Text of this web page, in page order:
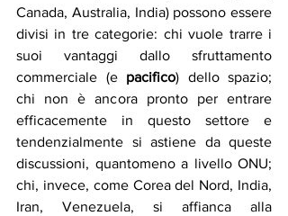
Canada, Australia, India) possono essere
divisi in tre categorie: chi vuole trarre i
suoi vantaggi dallo sfruttamento
commerciale (e pacifico) dello spazio;
chi non è ancora pronto per entrare
efficacemente in questo settore e
tendenzialmente si astiene da queste
discussioni, quantomeno a livello ONU;
chi, invece, come Corea del Nord, India,
Iran, Venezuela, si affianca alla